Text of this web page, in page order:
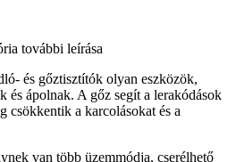
további leírása
és gőztisztítók olyan eszközök,
és ápolnak. A gőz segít a lerakódások
csökkentik a karcolásokat és a
van több üzemmódja, cserélhető